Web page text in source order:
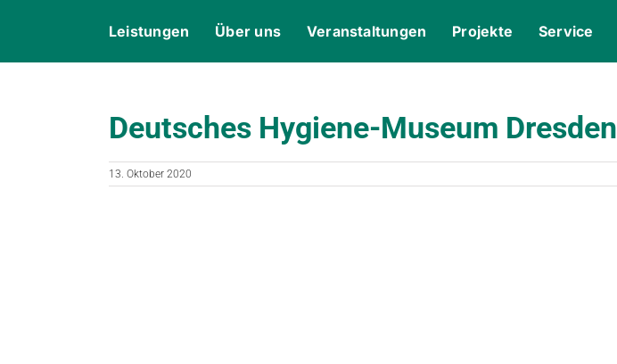
Leistungen Über uns Veranstaltungen Projekte Service
Deutsches Hygiene-Museum Dresden
13. Oktober 2020